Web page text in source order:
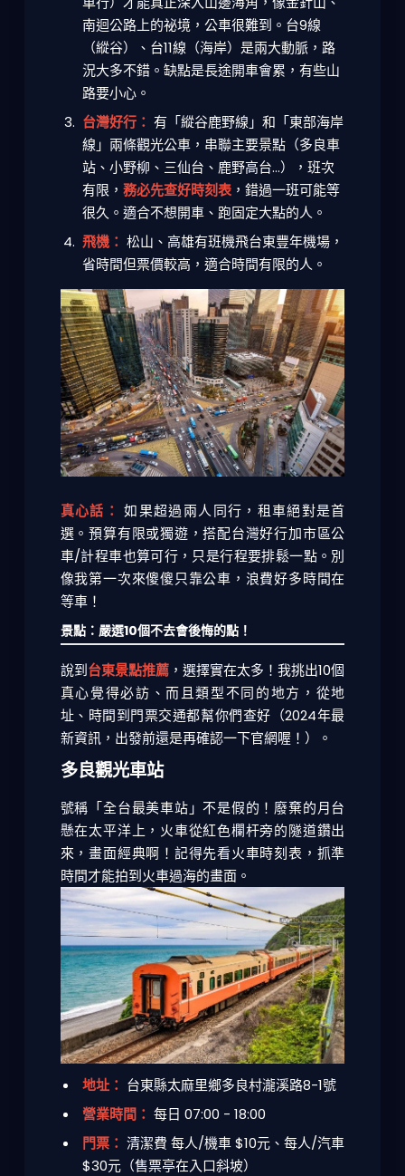
南迴公路上的祕境，公車很難到。台9線
（縱谷）、台11線（海岸）是兩大動脈，路
況大多不錯。缺點是長途開車會累，有些山
路要小心。
台灣好行： 有「縱谷鹿野線」和「東部海岸
線」兩條觀光公車，串聯主要景點（多良車
站、小野柳、三仙台、鹿野高台...），班次
有限，務必先查好時刻表 ，錯過一班可能等
很久。適合不想開車、跑固定大點的人。
飛機： 松山、高雄有班機飛台東豐年機場，
省時間但票價較高，適合時間有限的人。
真心話： 如果超過兩人同行，租車絕對是首
選。預算有限或獨遊，搭配台灣好行加市區公
車/計程車也算可行，只是行程要排鬆一點。別
像我第一次來傻傻只靠公車，浪費好多時間在
等車！
景點：嚴選10個不去會後悔的點！
說到台東景點推薦，選擇實在太多！我挑出10個
真心覺得必訪、而且類型不同的地方，從地
址、時間到門票交通都幫你們查好（2024年最
新資訊，出發前還是再確認一下官網喔！）。
多良觀光車站
號稱「全台最美車站」不是假的！廢棄的月台
懸在太平洋上，火車從紅色欄杆旁的隧道鑽出
來，畫面經典啊！記得先看火車時刻表，抓準
時間才能拍到火車過海的畫面。
地址： 台東縣太麻里鄉多良村瀧溪路8-1號
營業時間： 每日 07:00 - 18:00
門票： 清潔費 每人/機車 $10元、每人/汽車
$30元（售票亭在入口斜坡）